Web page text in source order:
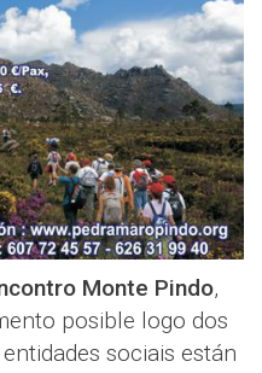
Monte Pindo,
posible logo dos
sociais están